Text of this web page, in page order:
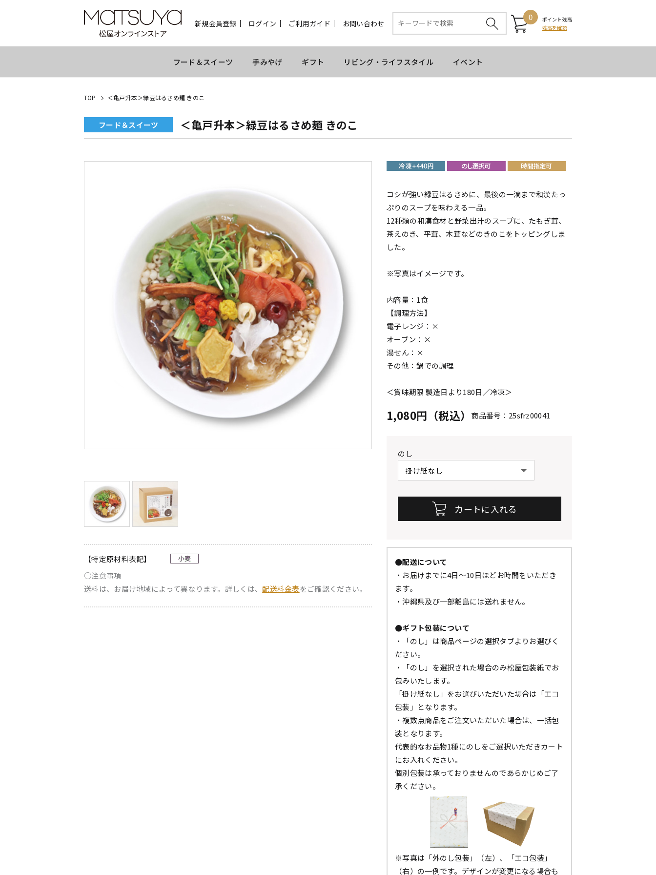
新規会員登録 ログイン ご利用ガイド お問い合わせ
0
ポイント残高
残高を確認
フード＆スイーツ 手みやげ ギフト リビング・ライフスタイル イベント
TOP ＜亀戸升本＞緑豆はるさめ麺 きのこ
フード＆スイーツ ＜亀戸升本＞緑豆はるさめ麺 きのこ
【特定原材料表記】
○注意事項
送料は、お届け地域によって異なります。詳しくは、配送料金表をご確認ください。
コシが強い緑豆はるさめに、最後の一滴まで和漢たっ
ぷりのスープを味わえる一品。
12種類の和漢食材と野菜出汁のスープに、たもぎ茸、
茶えのき、平茸、木茸などのきのこをトッピングしま
した。
※写真はイメージです。
内容量：1食
【調理方法】
電子レンジ：×
オーブン：×
湯せん：×
その他：鍋での調理
＜賞味期限 製造日より180日／冷凍＞
1,080円（税込） 商品番号：25sfrz00041
のし
●配送について
・お届けまでに4日～10日ほどお時間をいただき
ます。
・沖縄県及び一部離島には送れません。
●ギフト包装について
・「のし」は商品ページの選択タブよりお選びく
ださい。
・「のし」を選択された場合のみ松屋包装紙でお
包みいたします。
「掛け紙なし」をお選びいただいた場合は「エコ
包装」となります。
・複数点商品をご注文いただいた場合は、一括包
装となります。
代表的なお品物1種にのしをご選択いただきカート
にお入れください。
個別包装は承っておりませんのであらかじめご了
承ください。
※写真は「外のし包装」（左）、「エコ包装」
（右）の一例です。デザインが変更になる場合も